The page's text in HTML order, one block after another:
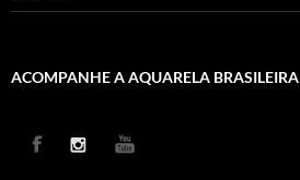
ACOMPANHE A AQUARELA BRASILEIRA